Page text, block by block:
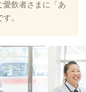
愛飲者さまに「あ
。